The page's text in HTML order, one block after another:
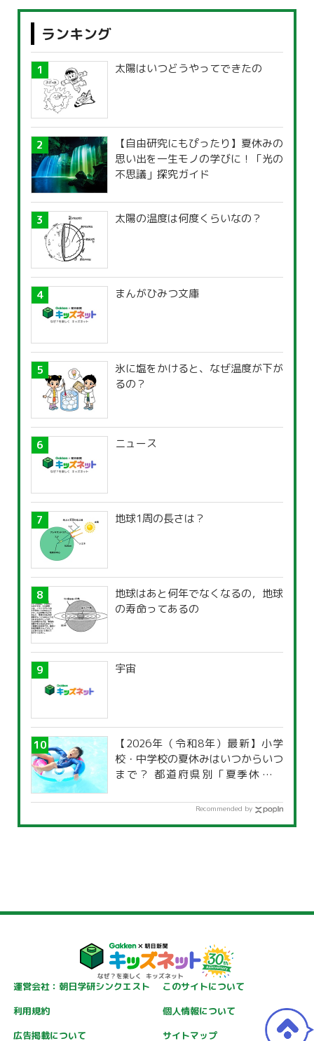
ランキング
太陽はいつどうやってできたの
【自由研究にもぴったり】夏休みの
思い出を一生モノの学びに！「光の
不思議」探究ガイド
太陽の温度は何度くらいなの？
まんがひみつ文庫
氷に塩をかけると、なぜ温度が下が
るの？
ニュース
地球1周の長さは？
地球はあと何年でなくなるの，地球
の寿命ってあるの
宇宙
【2026年（令和8年）最新】小学
校・中学校の夏休みはいつからいつ
まで？ 都道府県別「夏季休暇一
Recommended by
運営会社：朝日学研シンクエスト
このサイトについて
利用規約
個人情報について
広告掲載について
サイトマップ